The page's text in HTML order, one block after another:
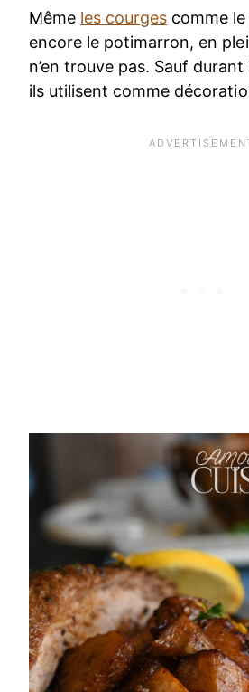
Même les courges comme
encore le potimarron, en
n’en trouve pas. Sauf
ils utilisent comme